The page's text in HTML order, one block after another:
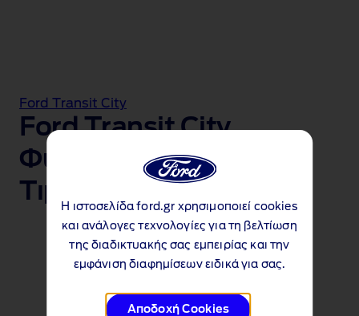
Η ιστοσελίδα ford.gr χρησιμοποιεί cookies
και ανάλογες τεχνολογίες για τη βελτίωση
της διαδικτυακής σας εμπειρίας και την
εμφάνιση διαφημίσεων ειδικά για σας.
Αποδοχή Cookies
Ford Transit City
Ford Transit City
Φυλλάδιο &
Τιμοκατάλογος
Φυλλάδιο (6 MB)